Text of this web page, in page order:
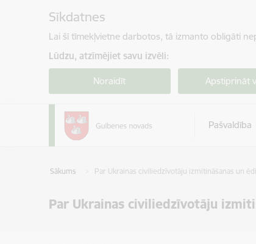
Sīkdatnes
Lai šī tīmekļvietne darbotos, tā izmanto obligāti
Lūdzu, atzīmējiet savu izvēli:
Noraidīt Apstiprināt
Pašvaldība
Sākums Par Ukrainas civiliedzīvotāju izmitināšanas un
Par Ukrainas civiliedzīvotāju